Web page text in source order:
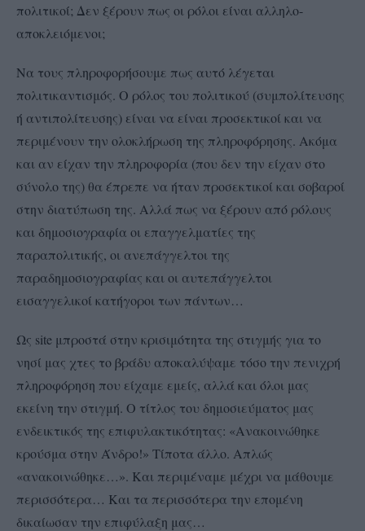
πολιτικοί; Δεν ξέρουν πως οι ρόλοι είναι αλληλο-
αποκλειόμενοι;
Να τους πληροφορήσουμε πως αυτό λέγεται
πολιτικαντισμός. Ο ρόλος του πολιτικού (συμπολίτευσης
ή αντιπολίτευσης) είναι να είναι προσεκτικοί και να
περιμένουν την ολοκλήρωση της πληροφόρησης. Ακόμα
και αν είχαν την πληροφορία (που δεν την είχαν στο
σύνολο της) θα έπρεπε να ήταν προσεκτικοί και σοβαροί
στην διατύπωση της. Αλλά πως να ξέρουν από ρόλους
και δημοσιογραφία οι επαγγελματίες της
παραπολιτικής, οι ανεπάγγελτοι της
παραδημοσιογραφίας και οι αυτεπάγγελτοι
εισαγγελικοί κατήγοροι των πάντων…
Ως site μπροστά στην κρισιμότητα της στιγμής για το
νησί μας χτες το βράδυ αποκαλύψαμε τόσο την πενιχρή
πληροφόρηση που είχαμε εμείς, αλλά και όλοι μας
εκείνη την στιγμή. Ο τίτλος του δημοσιεύματος μας
ενδεικτικός της επιφυλακτικότητας: «Ανακοινώθηκε
κρούσμα στην Άνδρο!» Τίποτα άλλο. Απλώς
«ανακοινώθηκε…». Και περιμέναμε μέχρι να μάθουμε
περισσότερα… Και τα περισσότερα την επομένη
δικαίωσαν την επιφύλαξη μας…